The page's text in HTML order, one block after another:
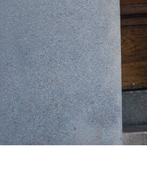
drivkraft.